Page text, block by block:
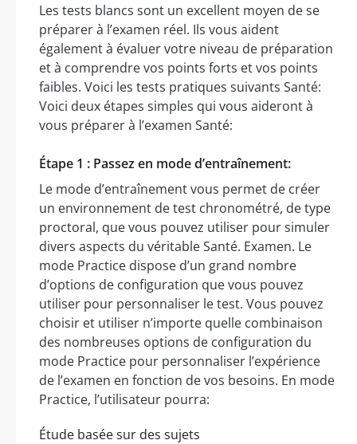
Les tests blancs sont un excellent moyen de se
préparer à l’examen réel. Ils vous aident
également à évaluer votre niveau de préparation
et à comprendre vos points forts et vos points
faibles. Voici les tests pratiques suivants Santé:
Voici deux étapes simples qui vous aideront à
vous préparer à l’examen Santé:
Étape 1 : Passez en mode d’entraînement:
Le mode d’entraînement vous permet de créer
un environnement de test chronométré, de type
proctoral, que vous pouvez utiliser pour simuler
divers aspects du véritable Santé. Examen. Le
mode Practice dispose d’un grand nombre
d’options de configuration que vous pouvez
utiliser pour personnaliser le test. Vous pouvez
choisir et utiliser n’importe quelle combinaison
des nombreuses options de configuration du
mode Practice pour personnaliser l’expérience
de l’examen en fonction de vos besoins. En mode
Practice, l’utilisateur pourra:
Étude basée sur des sujets